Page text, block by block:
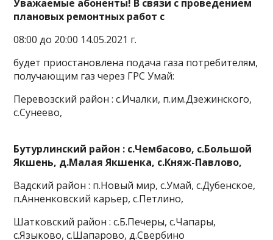
Уважаемые абоненты! В связи с проведением
плановых ремонтных работ с
08:00 до 20:00 14.05.2021 г.
будет приостановлена подача газа потребителям,
получающим газ через ГРС Умай:
Перевозский район : с.Ичалки, п.им.Дзежинского,
с.Сунеево,
Бутурлинский район : с.Чембасово, с.Большой
Якшень, д.Малая Якшенка, с.Княж-Павлово,
Вадский район : п.Новый мир, с.Умай, с.Дубенское,
п.Анненковский карьер, с.Петлино,
Шатковский район : с.Б.Печеры, с.Чапары,
с.Языково, с.Шапарово, д.Свербино